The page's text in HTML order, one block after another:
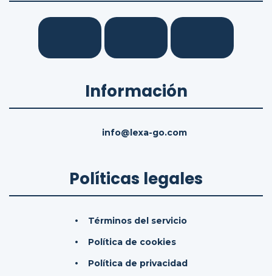
Información
info@lexa-go.com
Políticas legales
Términos del servicio
Política de cookies
Política de privacidad